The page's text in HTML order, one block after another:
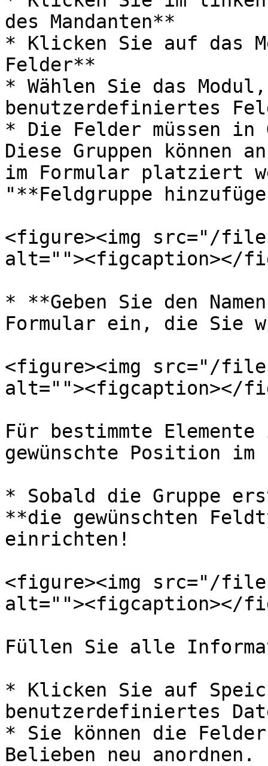
des Mandanten**
* Klicken Sie auf das
Felder**
* Wählen Sie das
benutzerdefiniertes
* Die Felder müssen
Diese Gruppen können
im Formular platziert
"**Feldgruppe
<figure><img src="/files/
alt=""><figcaption></
* **Geben Sie den
Formular ein, die Sie
<figure><img src="/files/
alt=""><figcaption></
Für bestimmte
gewünschte Position
* Sobald die Gruppe
**die gewünschten
einrichten!
<figure><img src="/files/
alt=""><figcaption></
Füllen Sie alle
* Klicken Sie auf
benutzerdefiniertes
* Sie können die
Belieben neu anordnen.